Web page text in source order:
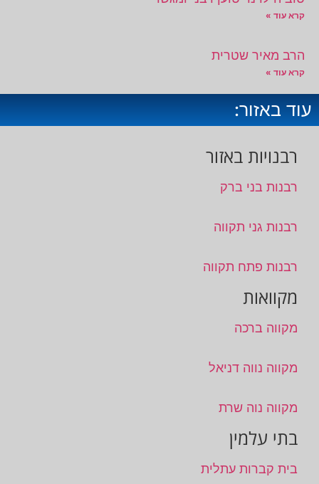
קרא עוד »
הרב מאיר שטרית
קרא עוד »
עוד באזור:
רבנויות באזור
רבנות בני ברק
רבנות גני תקווה
רבנות פתח תקווה
מקוואות
מקווה ברכה
מקווה נווה דניאל
מקווה נוה שרת
בתי עלמין
בית קברות עתלית